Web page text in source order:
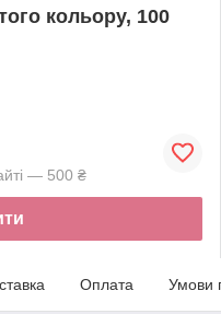
кольору, 100
— 500 ₴
Оплата Умови